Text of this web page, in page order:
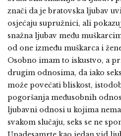
znači da je bratovska ljubav
osjećaju supružnici, ali
snažna ljubav među
od one između muškarca i
Osobno imam to iskustvo, a
drugim odnosima, da iako
može povećati bliskost,
pogoršanja međusobnih
ljubavni odnosi u kojima
svakom slučaju, seks se ne